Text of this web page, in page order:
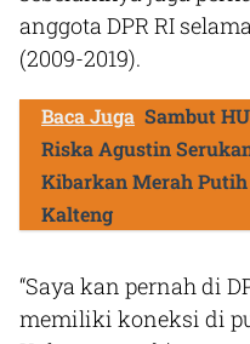
anggota DPR RI
(2009-2019).
Baca Juga Sambut
Riska Agustin
Kibarkan Merah
Kalteng
“Saya kan pernah di
memiliki koneksi di